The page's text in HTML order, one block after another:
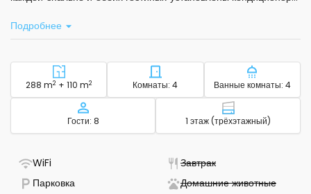
террасой и балконом общей площадью 110 м², а также
ухоженной внешней зоной 400 м² с зоной для отдыха.
В распоряжении гостей - стандартный Wi-Fi, спутниковое
телевидение, сейф без дополнительной платы, стиральная
машина, утюг и гладильная доска. Кухня полностью
оборудована: есть вся необходимая посуда, микроволновая
печь, электрический чайник, кофемашина, посудомоечная
детская кроватка.
На территории виллы есть бассейн, джакузи, сауна и фитнес-
Подробнее
Район - размещение
288 m2 + 110 m2 Количество спален -
Комнаты: 4 Ванные комнаты: 4
Вместимость
Гости: 8 Этаж -
1 этаж (трёхэтажный)
WiFi Завтрак- Не доступно
Парковка- Доступна парковка Домашние животные- Не